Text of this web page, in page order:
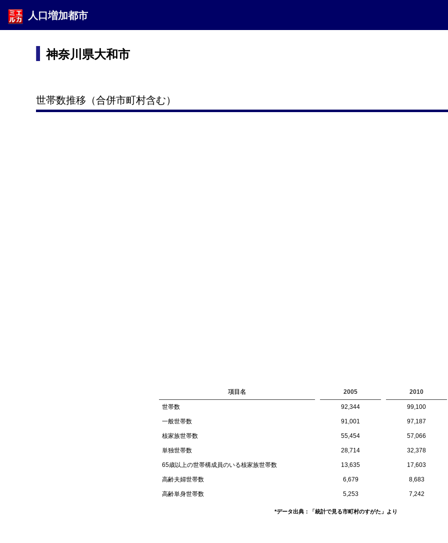
人口増加都市
神奈川県大和市
世帯数推移（合併市町村含む）
項目名 2005 2010
世帯数 92,344 99,100
一般世帯数 91,001 97,187
核家族世帯数 55,454 57,066
単独世帯数 28,714 32,378
65歳以上の世帯構成員のいる核家族世帯数 13,635 17,603
高齢夫婦世帯数 6,679 8,683
高齢単身世帯数 5,253 7,242
*データ出典：「統計で見る市町村のすがた」より